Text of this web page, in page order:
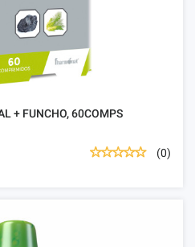
+ FUNCHO, 60COMPS
(0)